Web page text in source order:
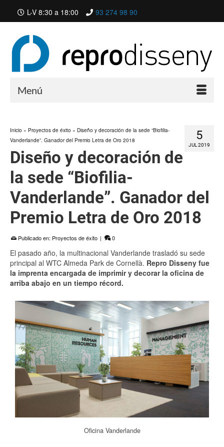
L-V 8:30 a 18:00 93 274 98 90
Menú
5
JUL 2019
Inicio » Proyectos de éxito » Diseño y decoración de la sede “Biofilia-
Vanderlande”. Ganador del Premio Letra de Oro 2018
Diseño y decoración de
la sede “Biofilia-
Vanderlande”. Ganador del
Premio Letra de Oro 2018
Publicado en: Proyectos de éxito | 0
El pasado año, la multinacional Vanderlande trasladó su sede
principal al WTC Almeda Park de Cornellà. Repro Disseny fue
la imprenta encargada de imprimir y decorar la oficina de
arriba abajo en un tiempo récord.
Oficina Vanderlande